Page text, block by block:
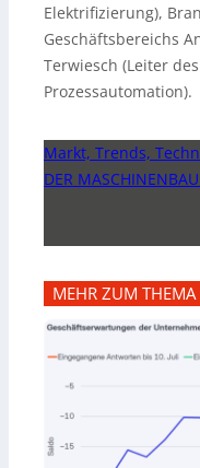
Elektrifizierung),
Geschäftsbereichs
Terwiesch (Leiter
Prozessautomation).
Markt, Trends,
DER
MEHR ZUM THEMA